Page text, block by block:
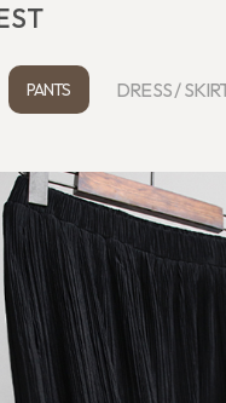
PANTS DRESS / SKIRT